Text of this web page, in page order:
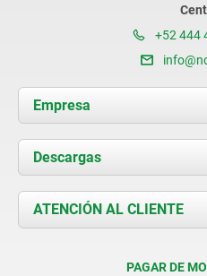
+52 444
Empresa
Acerca de nosotros
Novedades
Contacto
Descargas
Documents
ATENCIÓN AL CLIENTE
PAGAR DE